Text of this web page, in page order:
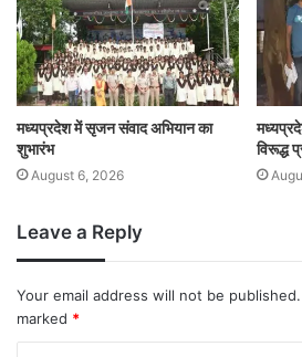
मध्यप्रदेश में सृजन संवाद अभियान का
शुभारंभ
August 6, 2026
विरूद्ध
Leave a Reply
Your email address will not be published.
marked *